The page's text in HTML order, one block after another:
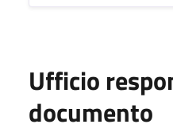
Ufficio
documento